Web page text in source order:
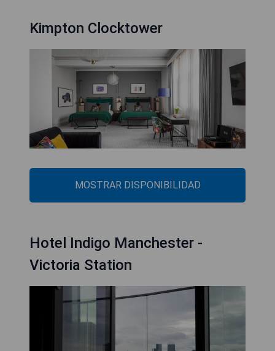
Kimpton Clocktower
MOSTRAR DISPONIBILIDAD
Hotel Indigo Manchester -
Victoria Station